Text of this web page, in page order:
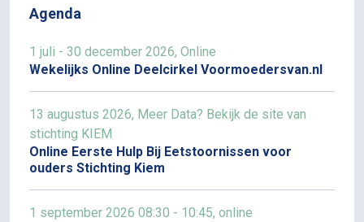
Agenda
1 juli - 30 december 2026, Online
Wekelijks Online Deelcirkel Voormoedersvan.nl
13 augustus 2026, Meer Data? Bekijk de site van
stichting KIEM
Online Eerste Hulp Bij Eetstoornissen voor
ouders Stichting Kiem
1 september 2026 08:30 - 10:45, online